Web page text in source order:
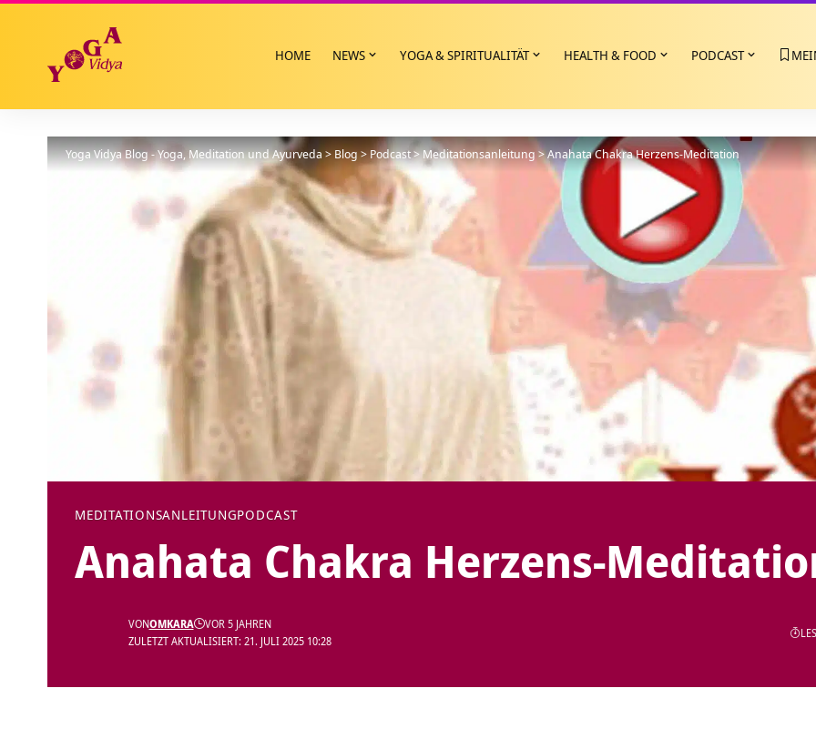
HOME NEWS YOGA & SPIRITUALITÄT HEALTH & FOOD PODCAST
Yoga Vidya Blog - Yoga, Meditation und Ayurveda>Blog>Podcast>Meditationsanleitung>Anahata Chakra Herzens-Meditation
MEDITATIONSANLEITUNGPODCAST
Anahata Chakra Herzens-
ZULETZT AKTUALISIERT: 21. JULI 2025 10:28
VONOMKARA VOR 5 JAHREN